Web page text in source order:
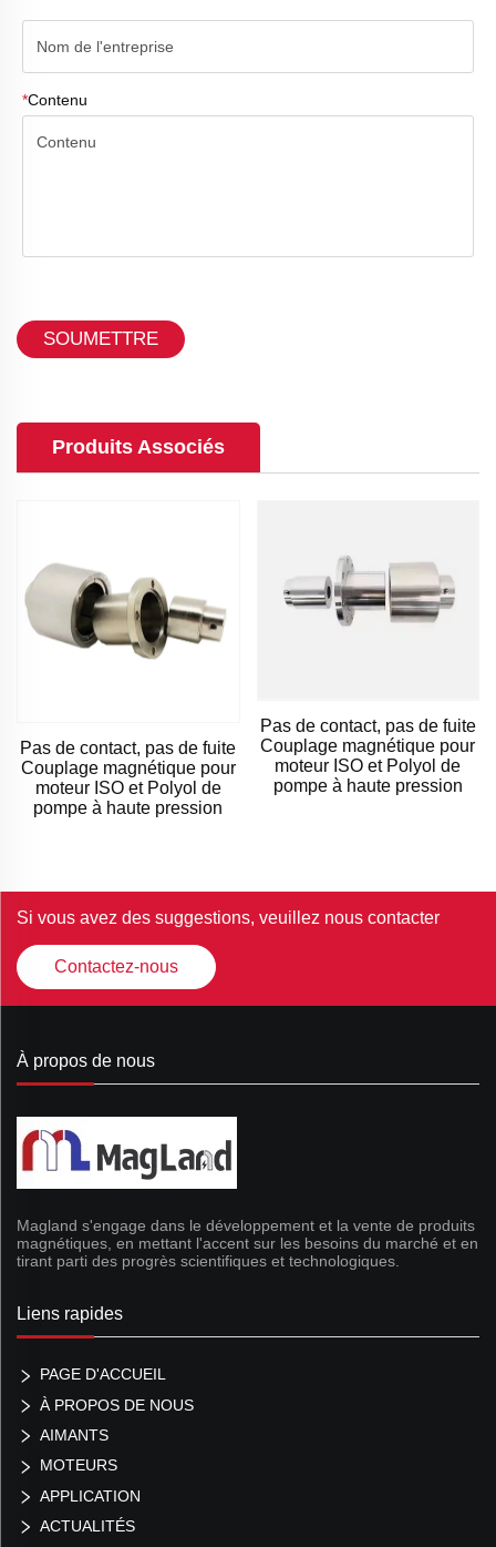
*Contenu
SOUMETTRE
Produits Associés
Pas de contact, pas de fuite
Couplage magnétique pour
moteur ISO et Polyol de
pompe à haute pression
Pas de contact, pas de fuite
Couplage magnétique pour
moteur ISO et Polyol de
pompe à haute pression
Si vous avez des suggestions, veuillez nous contacter
Contactez-nous
À propos de nous
Magland s'engage dans le développement et la vente de produits
magnétiques, en mettant l'accent sur les besoins du marché et en
tirant parti des progrès scientifiques et technologiques.
Liens rapides
PAGE D'ACCUEIL
À PROPOS DE NOUS
AIMANTS
MOTEURS
APPLICATION
ACTUALITÉS